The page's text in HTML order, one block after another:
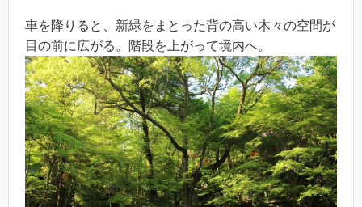
車を降りると、新緑をまとった背の高い木々の空間が
目の前に広がる。階段を上がって境内へ。